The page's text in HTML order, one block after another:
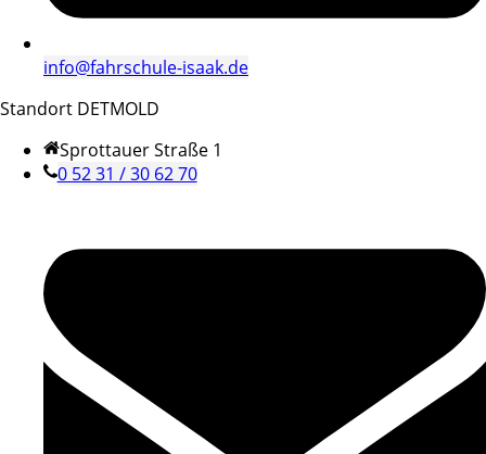
info@fahrschule-isaak.de
Standort DETMOLD
Sprottauer Straße 1
0 52 31 / 30 62 70